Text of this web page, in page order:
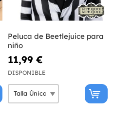
Peluca de Beetlejuice para
niño
11,99 €
DISPONIBLE